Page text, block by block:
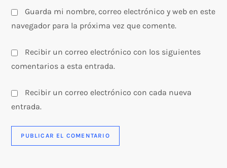
s
Guarda mi nombre, correo electrónico y web en este
navegador para la próxima vez que comente.
Recibir un correo electrónico con los siguientes
comentarios a esta entrada.
Recibir un correo electrónico con cada nueva
entrada.